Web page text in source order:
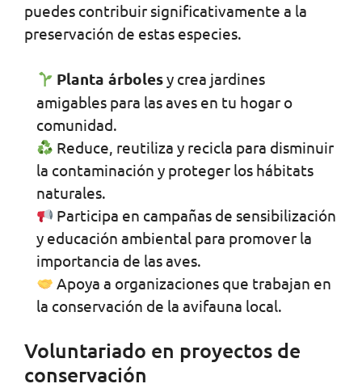
puedes contribuir significativamente a la
preservación de estas especies.
Planta árbolesy crea jardines
amigables para las aves en tu hogar o
comunidad.
Reduce, reutiliza y recicla para disminuir
la contaminación y proteger los hábitats
naturales.
Participa en campañas de sensibilización
y educación ambiental para promover la
importancia de las aves.
Apoya a organizaciones que trabajan en
la conservación de la avifauna local.
Voluntariado en proyectos de
conservación